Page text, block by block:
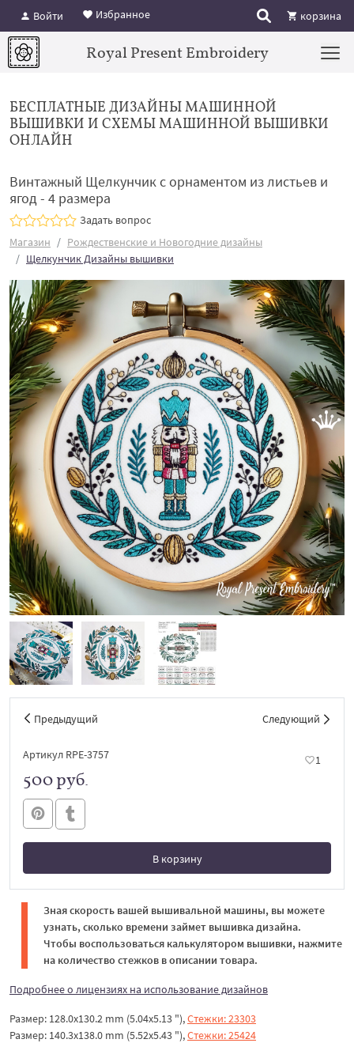
Войти Избранное корзина
Royal Present Embroidery
БЕСПЛАТНЫЕ ДИЗАЙНЫ МАШИННОЙ
ВЫШИВКИ И СХЕМЫ МАШИННОЙ ВЫШИВКИ
ОНЛАЙН
Винтажный Щелкунчик с орнаментом из листьев и
ягод - 4 размера
Задать вопрос
Магазин
Рождественские и Новогодние дизайны
Щелкунчик Дизайны вышивки
Предыдущий Следующий
Артикул RPE-3757 1
500 руб.
В корзину
В корзине
Зная скорость вашей вышивальной машины, вы можете
узнать, сколько времени займет вышивка дизайна.
Чтобы воспользоваться калькулятором вышивки, нажмите
на количество стежков в описании товара.
Подробнее о лицензиях на использование дизайнов
Размер: 128.0x130.2 mm (5.04x5.13 "),Стежки: 23303
Размер: 140.3x138.0 mm (5.52x5.43 "),Стежки: 25424